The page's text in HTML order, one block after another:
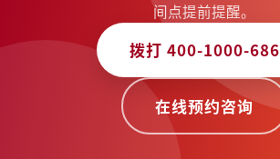
间点提前提醒。
拨打 400-1000-686
在线预约咨询